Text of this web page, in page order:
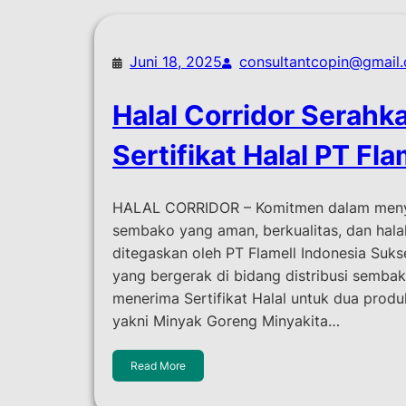
Juni 18, 2025
Halal Corridor
Sertifikat Halal PT
HALAL CORRIDOR – Komitmen dalam
sembako yang aman, berkualitas, dan
ditegaskan oleh PT Flamell Indonesia
yang bergerak di bidang distribusi
menerima Sertifikat Halal untuk dua
yakni Minyak Goreng Minyakita…
Read More